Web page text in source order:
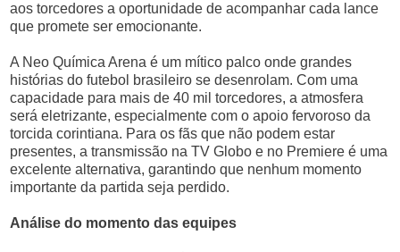
aos torcedores a oportunidade de acompanhar cada lance
que promete ser emocionante.
A Neo Química Arena é um mítico palco onde grandes
histórias do futebol brasileiro se desenrolam. Com uma
capacidade para mais de 40 mil torcedores, a atmosfera
será eletrizante, especialmente com o apoio fervoroso da
torcida corintiana. Para os fãs que não podem estar
presentes, a transmissão na TV Globo e no Premiere é uma
excelente alternativa, garantindo que nenhum momento
importante da partida seja perdido.
Análise do momento das equipes